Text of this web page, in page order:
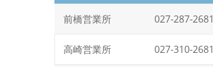
前橋営業所
027-287-2681
高崎営業所 027-310-2681